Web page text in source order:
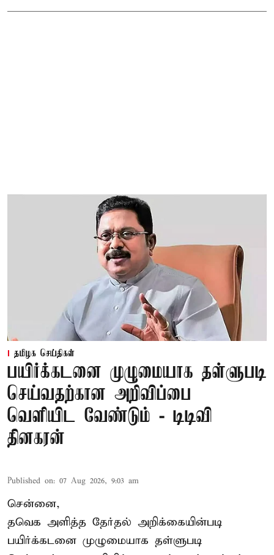
தமிழக செய்திகள்
பயிர்க்கடனை முழுமையாக தள்ளுபடி
செய்வதற்கான அறிவிப்பை
வெளியிட வேண்டும் - டிடிவி
தினகரன்
Published on: 07 Aug 2026, 9:03 am
சென்னை,
தவெக அளித்த தேர்தல் அறிக்கையின்படி
பயிர்க்கடனை முழுமையாக தள்ளுபடி